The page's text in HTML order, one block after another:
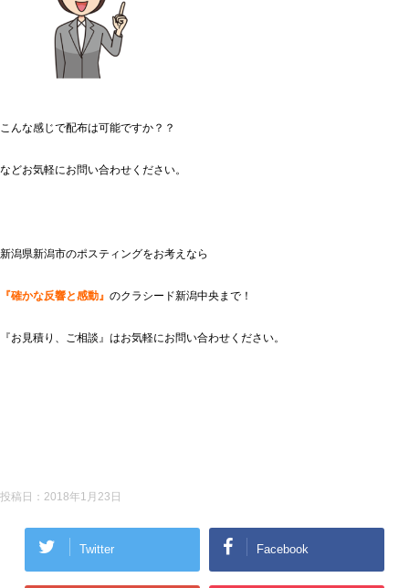
こんな感じで配布は可能ですか？？
などお気軽にお問い合わせください。
新潟県新潟市のポスティングをお考えなら
『確かな反響と感動』 のクラシード新潟中央まで！
『お見積り、ご相談』はお気軽にお問い合わせください。
投稿日： 2018年1月23日
Twitter Facebook